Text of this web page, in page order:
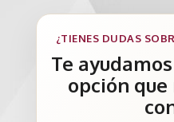
¿TIENES DUDAS
Te
opción